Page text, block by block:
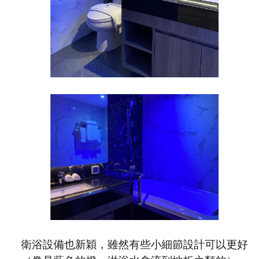
衛浴設備也新穎，雖然有些小細節設計可以更好